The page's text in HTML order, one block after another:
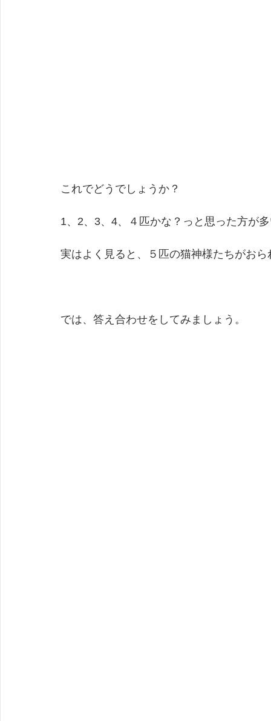
これでどうでしょうか？
1、2、3、4、４匹かな？っと思った方が
実はよく見ると、５匹の猫神様たちがおら
では、答え合わせをしてみましょう。